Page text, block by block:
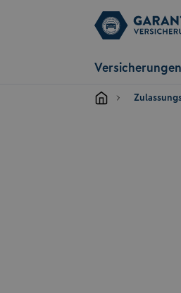
Versicherungen